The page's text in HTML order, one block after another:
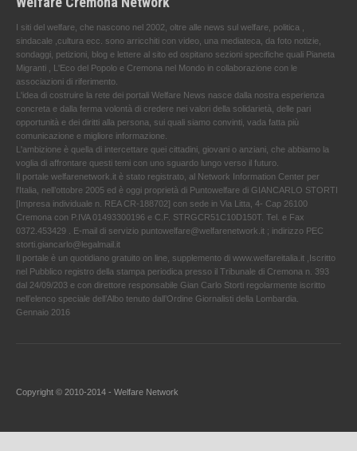
I siti del welfare, che nascono nel 2002, oltre alle news sul welfare, politica ,
sindacale ,cultura ecc. sono arricchiti con video, una mediateca, da foto notizie,
sondaggi, petizioni, blog e lettere al sito ed ospitano sezioni specifiche quali Pianeta
Migranti , L'Eco del Popolo e Cremona nel Mondo in collaborazione con le
associazioni di riferimento.
L'idea di costruire la rete dei portali Welfare News nasce dalla nostra esperienza
concreta e dalla ferma volontà di credere nei valori della solidarietà, delle pari
opportunità e dei diritti alla persona, sui quali siamo convinti, vada fatta più
comunicazione e migliore informazione.
L'ambizione è quella di intercettare quei cittadini, giovani o anziani, che abbiamo la
voglia di affrontare questi temi con uno sguardo lungo verso il futuro.
Il portale welfarenetwork.it è stato registrato, al Network Information Center per
l'Italia, nell’ottobre 2005 ed è oggi proprietà di Puntowelfare di GIANCARLO STORTI
[Impresa individuale n. REA CR-188702] con sede in Via Litta, 4- Cap 26100
Cremona con P.IVA 01493300196 e C.F. STRGCR51C10D150T. Tel. e Fax
0372.453429 . E-mail di servizio puntowelfare@welfarenetwork.it ; indirizzo PEC
storti.giancarlo@legalmail.it
Il portale è un quotidiano gratuito on line, supplemento di www.welfareitalia.it ,Iscritto
nel Pubblico registro della stampa periodica presso il Tribunale di Cremona n. 393
dal 24/09/203 e con direttore responsabile Gian Carlo Storti regolarmente iscritto
nell’elenco speciale dell’Albo tenuto dall’Ordine Giornalisti della Lombardia.
Gennaio 2016
Copyright © 2010-2014 - Welfare Network